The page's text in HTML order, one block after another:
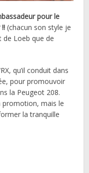
pour le
(chacun son style je
de Loeb que de
qu’il conduit dans
pour promouvoir
la Peugeot 208.
promotion, mais le
la tranquille